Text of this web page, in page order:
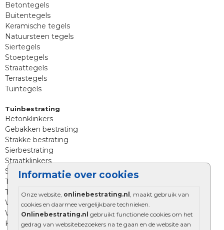
Informatie over cookies
Onze website, onlinebestrating.nl , maakt gebruik van
cookies en daarmee vergelijkbare technieken.
Onlinebestrating.nl gebruikt functionele cookies om het
gedrag van websitebezoekers na te gaan en de website aan
Betontegels
Buitentegels
Keramische tegels
Natuursteen tegels
Siertegels
Stoeptegels
Straattegels
Terrastegels
Tuintegels
Tuinbestrating
Betonklinkers
Gebakken bestrating
Strakke bestrating
Sierbestrating
Straatklinkers
Straatstenen
Trommelstenen
Tuinstenen
Waalformaat
Wildverband bestrating
Kingstones